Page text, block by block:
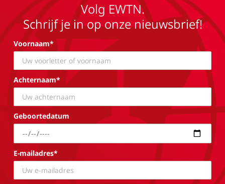
Volg EWTN.
Schrijf je in op onze nieuwsbrief!
Voornaam*
Achternaam*
Geboortedatum
E-mailadres*